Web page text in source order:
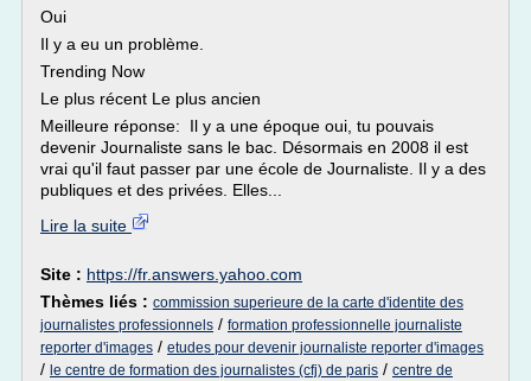
Oui
Il y a eu un problème.
Trending Now
Le plus récent Le plus ancien
Meilleure réponse: Il y a une époque oui, tu pouvais
devenir Journaliste sans le bac. Désormais en 2008 il est
vrai qu'il faut passer par une école de Journaliste. Il y a des
publiques et des privées. Elles...
Lire la suite
Site : https://fr.answers.yahoo.com
Thèmes liés : commission superieure de la carte d'identite des
journalistes professionnels / formation professionnelle journaliste
reporter d'images / etudes pour devenir journaliste reporter d'images
/ le centre de formation des journalistes (cfj) de paris / centre de